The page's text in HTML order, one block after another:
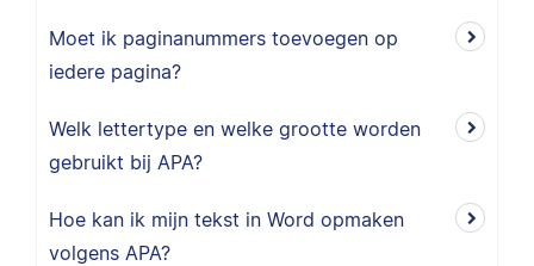
Moet ik paginanummers toevoegen op
iedere pagina?
Welk lettertype en welke grootte worden
gebruikt bij APA?
Hoe kan ik mijn tekst in Word opmaken
volgens APA?